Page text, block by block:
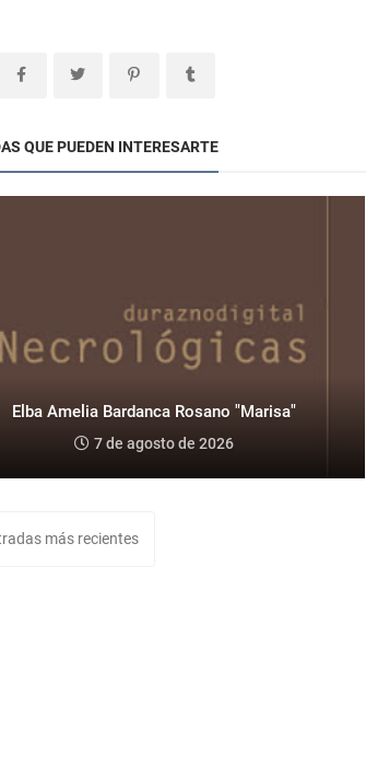
QUE PUEDEN INTERESARTE
Elba Amelia Bardanca Rosano "Marisa"
7 de agosto de 2026
más recientes